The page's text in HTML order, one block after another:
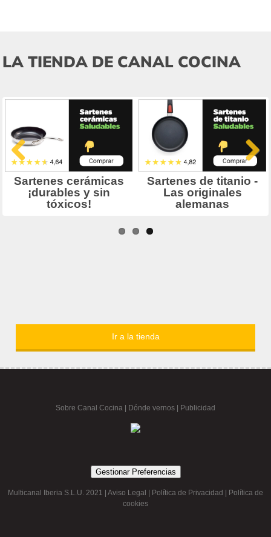
LA TIENDA DE CANAL COCINA
Ir a la tienda
Sobre Canal Cocina Dónde vernos | Publicidad
Gestionar Preferencias
Multicanal Iberia S.L.U. 2021 | Aviso Legal Política de Privacidad
Política de
cookies